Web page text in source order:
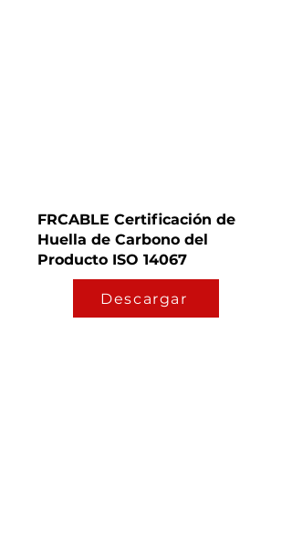
FRCABLE Certificación de
Huella de Carbono del
Producto ISO 14067
Descargar